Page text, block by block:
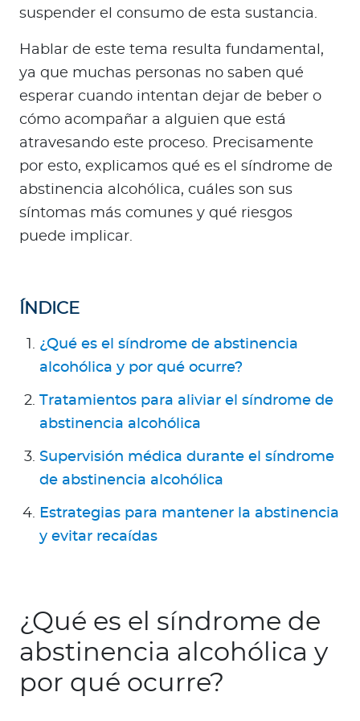
Ingresar a Mi Bupa
Para Agentes
Contáctanos
suspender el consumo de esta sustancia.
Hablar de este tema resulta fundamental,
ya que muchas personas no saben qué
esperar cuando intentan dejar de beber o
cómo acompañar a alguien que está
atravesando este proceso. Precisamente
por esto, explicamos qué es el síndrome de
abstinencia alcohólica, cuáles son sus
síntomas más comunes y qué riesgos
puede implicar.
ÍNDICE
¿Qué es el síndrome de abstinencia
alcohólica y por qué ocurre?
Tratamientos para aliviar el síndrome de
abstinencia alcohólica
Supervisión médica durante el síndrome
de abstinencia alcohólica
Estrategias para mantener la abstinencia
y evitar recaídas
¿Qué es el síndrome de
abstinencia alcohólica y
por qué ocurre?